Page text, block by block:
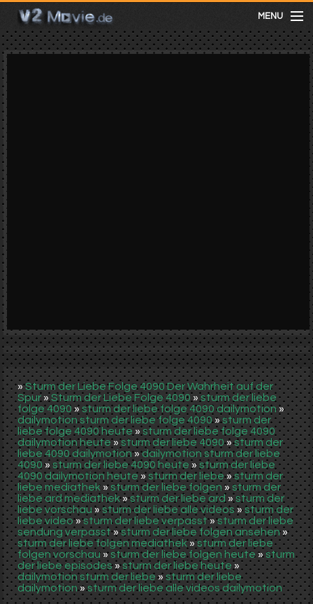
MENU
meist gesehen
Video suchen
»Sturm der Liebe Folge 4090 Der Wahrheit auf der
Spur »Sturm der Liebe Folge 4090»sturm der liebe
folge 4090»sturm der liebe folge 4090 dailymotion»
dailymotion sturm der liebe folge 4090»sturm der
liebe folge 4090 heute»sturm der liebe folge 4090
dailymotion heute»sturm der liebe 4090»sturm der
liebe 4090 dailymotion»dailymotion sturm der liebe
4090» sturm der liebe 4090 heute »sturm der liebe
4090 dailymotion heute»sturm der liebe»sturm der
liebe mediathek»sturm der liebe folgen»sturm der
liebe ard mediathek»sturm der liebe ard »sturm der
liebe vorschau»sturm der liebe alle videos»sturm der
liebe video»sturm der liebe verpasst»sturm der liebe
sendung verpasst»sturm der liebe folgen ansehen»
sturm der liebe folgen mediathek»sturm der liebe
folgen vorschau»sturm der liebe folgen heute»sturm
der liebe episodes»sturm der liebe heute»
dailymotion sturm der liebe»sturm der liebe
dailymotion»sturm der liebe alle videos dailymotion